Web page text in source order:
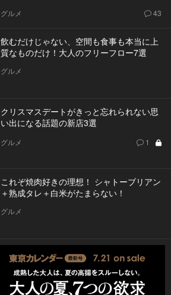
グルメ 43
飲むだけじゃない、空間も食事も本当に上
質なものだけ！大人のフリーフロー7選
グルメ
クリスマスデートがきっと忘れられない思
い出になる話題の新店3選
グルメ 1
これぞ焼肉好きの理想！ シャトーブリアン
＋熟成タレ＋白米がたまらない！
グルメ